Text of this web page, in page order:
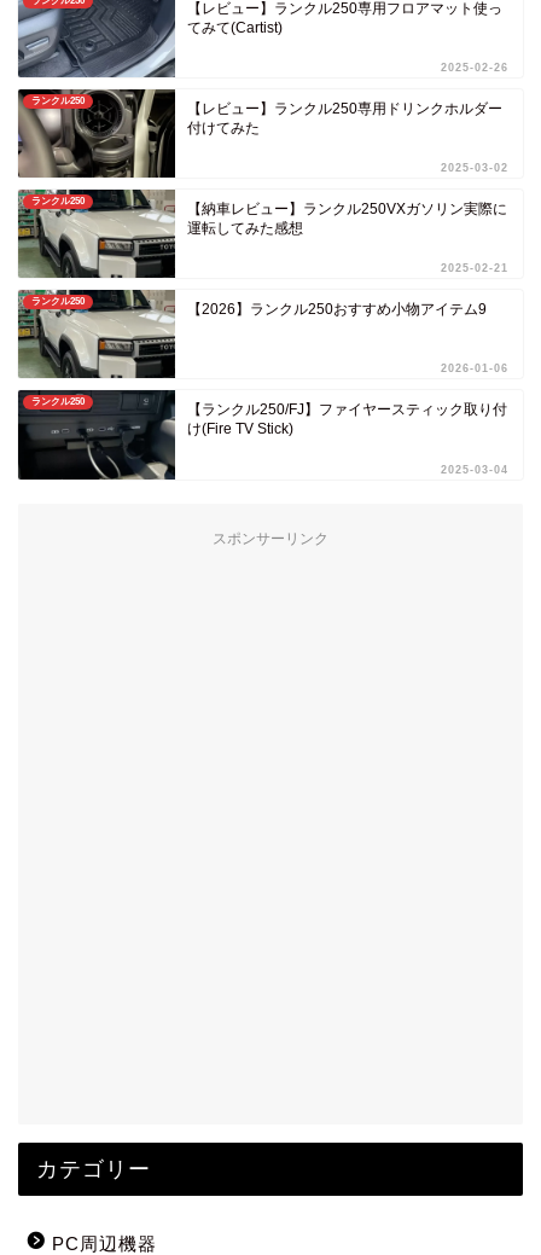
【レビュー】ランクル250専用フロアマット使っ
てみて(Cartist)
2025-02-26
ランクル250
【レビュー】ランクル250専用ドリンクホルダー
付けてみた
2025-03-02
ランクル250
【納車レビュー】ランクル250VXガソリン実際に
運転してみた感想
2025-02-21
ランクル250 【2026】ランクル250おすすめ小物アイテム9
2026-01-06
ランクル250
【ランクル250/FJ】ファイヤースティック取り付
け(Fire TV Stick)
2025-03-04
スポンサーリンク
カテゴリー
PC周辺機器